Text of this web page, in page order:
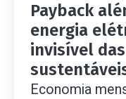
Payback
energia
invisível
Economia